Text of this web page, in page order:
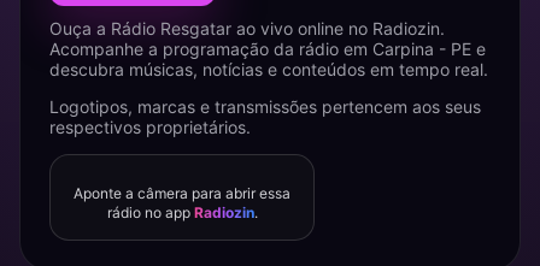
Ouça a Rádio Resgatar ao vivo online no Radiozin.
Acompanhe a programação da rádio em Carpina - PE e
descubra músicas, notícias e conteúdos em tempo real.
Logotipos, marcas e transmissões pertencem aos seus
respectivos proprietários.
Aponte a câmera para abrir essa
rádio no app Radiozin.